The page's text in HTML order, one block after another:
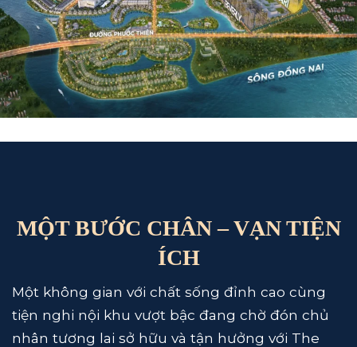
MỘT BƯỚC CHÂN – VẠN TIỆN
ÍCH
Một không gian với chất sống đỉnh cao cùng
tiện nghi nội khu vượt bậc đang chờ đón chủ
nhân tương lai sở hữu và tận hưởng với The